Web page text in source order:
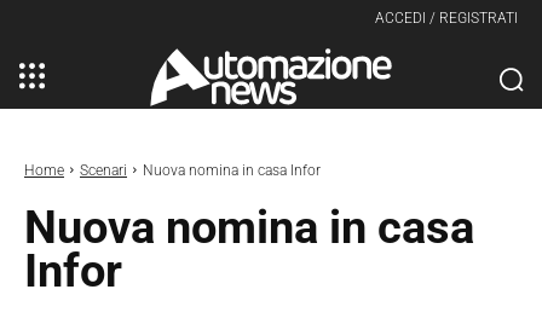
ACCEDI / REGISTRATI
Home Scenari Nuova nomina in casa Infor
Nuova nomina in casa
Infor